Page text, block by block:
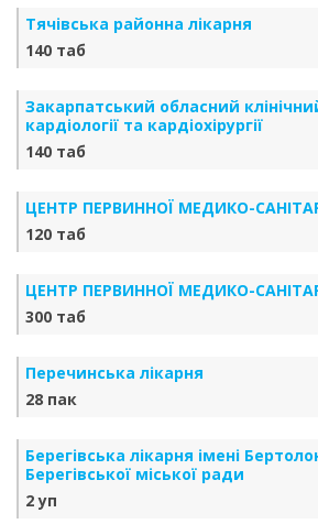
Тячівська районна лікарня
140 таб
Закарпатський обласний
кардіології та кардіохірургії
140 таб
ЦЕНТР ПЕРВИННОЇ МЕДИКО-
120 таб
ЦЕНТР ПЕРВИННОЇ МЕДИКО-
300 таб
Перечинська лікарня
28 пак
Берегівська лікарня імені
Берегівської міської ради
2 уп